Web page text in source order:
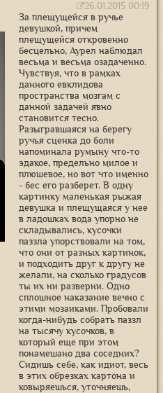
26.01.2015 00:19
За плещущейся в ручье
девушкой, причем
плещущейся откровенно
бесцельно, Аурел наблюдал
весьма и весьма озадаченно.
Чувствуя, что в рамках
данного евклидова
пространства мозгам с
данной задачей явно
становится тесно.
Разыгравшаяся на берегу
ручья сценка до боли
напоминала румыну что-то
эдакое, предельно милое и
плюшевое, но вот что именно
- бес его разберет. В одну
картинку маленькая рыжая
девушка и плещущаяся у нее
в ладошках вода упорно не
складывались, кусочки
паззла упорствовали на том,
что они от разных картинок,
и подходить друг к другу не
желали, на сколько градусов
ты их ни разверни. Одно
сплошное наказание вечно с
этими мозаиками. Пробовали
когда-нибудь собрать паззл
на тысячу кусочков, в
который еще при этом
понамешано два соседних?
Сидишь себе, как идиот, весь
в этих обрезках картона и
ковыряешься, уточняешь,